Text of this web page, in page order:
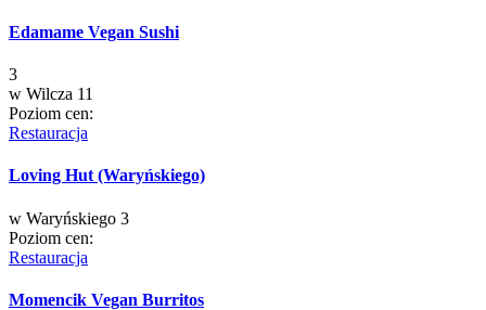
Edamame Vegan Sushi
3
w Wilcza 11
Poziom cen:
Restauracja
Loving Hut (Waryńskiego)
w Waryńskiego 3
Poziom cen:
Restauracja
Momencik Vegan Burritos